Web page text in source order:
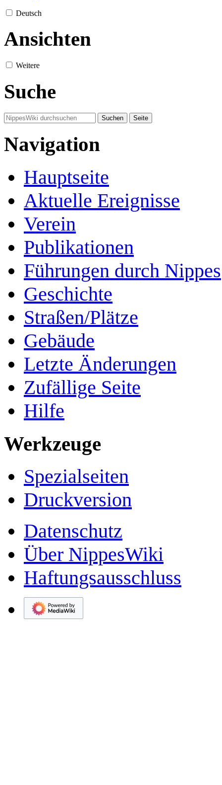
Deutsch
Ansichten
Weitere
Suche
Navigation
Hauptseite
Aktuelle Ereignisse
Verein
Publikationen
Führungen durch Nippes
Geschichte
Straßen/Plätze
Gebäude
Letzte Änderungen
Zufällige Seite
Hilfe
Werkzeuge
Spezialseiten
Druckversion
Datenschutz
Über NippesWiki
Haftungsausschluss